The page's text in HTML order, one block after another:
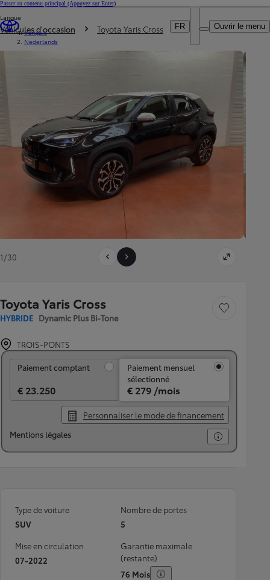
Passer au contenu principal (Appuyez sur Enter)
Professionnel
DEALER NAME
FR
Langue
français
Nederlands
Ouvrir le menu
Vous êtes ici
Véhicules d'occasion Toyota Yaris Cross
1/30
Toyota Yaris Cross
HYBRIDE Dynamic Plus Bi-Tone
Sauvegarder le
TROIS-PONTS
Paiement comptant
€ 23.250
Paiement mensuel
sélectionné
€ 279 /mois
Personnaliser le mode de financement
Mentions légales
Type de voiture
SUV
Nombre de portes
5
Mise en circulation
07-2022
Garantie maximale
(restante)
76 Mois